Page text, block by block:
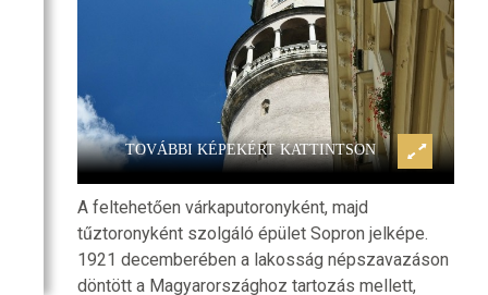
PROGRAM
TOVÁBBI KÉPEKÉRT KATTINTSON
Sopron, Tűztorony
A feltehetően várkaputoronyként, majd
tűztoronyként szolgáló épület Sopron jelképe.
1921 decemberében a lakosság népszavazáson
döntött a Magyarországhoz tartozás mellett,